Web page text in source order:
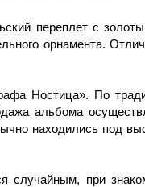
переплет с
орнамента.
Ностица». По
альбома
находились под
при